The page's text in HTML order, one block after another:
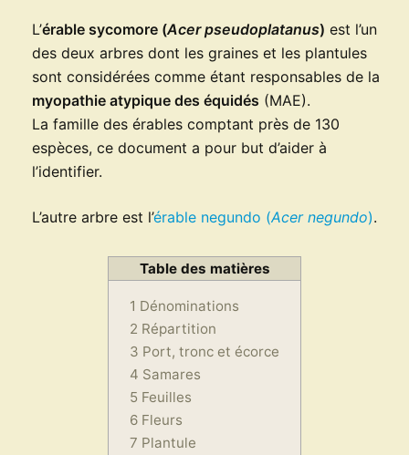
L’érable sycomore (Acer pseudoplatanus) est l’un
des deux arbres dont les graines et les plantules
sont considérées comme étant responsables de la
myopathie atypique des équidés (MAE).
La famille des érables comptant près de 130
espèces, ce document a pour but d’aider à
l’identifier.
L’autre arbre est l’érable negundo (Acer negundo).
Table des matières
1 Dénominations
2 Répartition
3 Port, tronc et écorce
4 Samares
5 Feuilles
6Fleurs
7 Plantule